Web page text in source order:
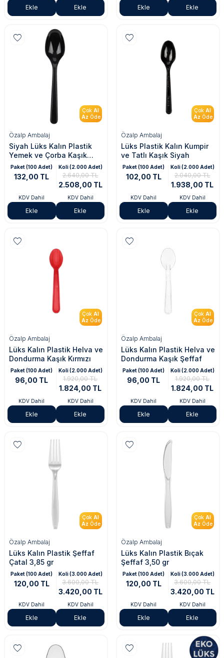
Ekle Ekle Ekle Ekle
Çok Al
Az Öde
Özalp Ambalaj
Siyah Lüks Kalın Plastik
Yemek ve Çorba Kaşık
3,85 gr
Paket (100 Adet)
132,00 TL
KDV Dahil
Ekle
Koli (2.000 Adet)
2.640,00 TL
2.508,00 TL
KDV Dahil
Ekle
Çok Al
Az Öde
Özalp Ambalaj
Lüks Plastik Kalın Kumpir
ve Tatlı Kaşık Siyah
Paket (100 Adet)
102,00 TL
KDV Dahil
Ekle
Koli (2.000 Adet)
2.040,00 TL
1.938,00 TL
KDV Dahil
Ekle
Çok Al
Az Öde
Özalp Ambalaj
Lüks Kalın Plastik Helva ve
Dondurma Kaşık Kırmızı
Paket (100 Adet)
96,00 TL
KDV Dahil
Ekle
Koli (2.000 Adet)
1.920,00 TL
1.824,00 TL
KDV Dahil
Ekle
Çok Al
Az Öde
Özalp Ambalaj
Lüks Kalın Plastik Helva ve
Dondurma Kaşık Şeffaf
Paket (100 Adet)
96,00 TL
KDV Dahil
Ekle
Koli (2.000 Adet)
1.920,00 TL
1.824,00 TL
KDV Dahil
Ekle
Çok Al
Az Öde
Özalp Ambalaj
Lüks Kalın Plastik Şeffaf
Çatal 3,85 gr
Paket (100 Adet)
120,00 TL
KDV Dahil
Ekle
Koli (3.000 Adet)
3.600,00 TL
3.420,00 TL
KDV Dahil
Ekle
Çok Al
Az Öde
Özalp Ambalaj
Lüks Kalın Plastik Bıçak
Şeffaf 3,50 gr
Paket (100 Adet)
120,00 TL
KDV Dahil
Ekle
Koli (3.000 Adet)
3.600,00 TL
3.420,00 TL
KDV Dahil
Ekle